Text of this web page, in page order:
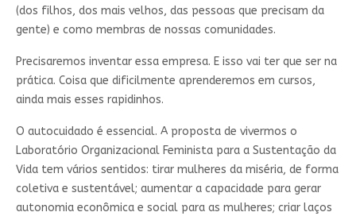
(dos filhos, dos mais velhos, das pessoas que precisam da
gente) e como membras de nossas comunidades.
Precisaremos inventar essa empresa. E isso vai ter que ser na
prática. Coisa que dificilmente aprenderemos em cursos,
ainda mais esses rapidinhos.
O autocuidado é essencial. A proposta de vivermos o
Laboratório Organizacional Feminista para a Sustentação da
Vida tem vários sentidos: tirar mulheres da miséria, de forma
coletiva e sustentável; aumentar a capacidade para gerar
autonomia econômica e social para as mulheres; criar laços